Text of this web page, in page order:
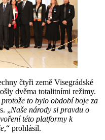
čtyři země Visegrádské
dvěma totalitními režimy.
to bylo období boje za
„Naše národy si pravdu o
této platformy k
,“ prohlásil.